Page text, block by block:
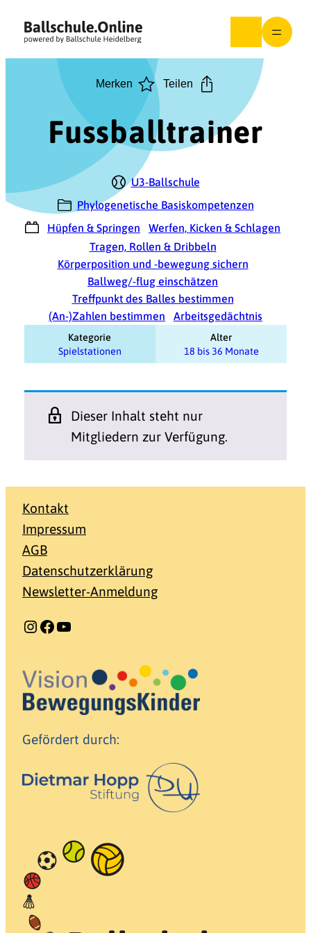
Inhalt
springen
Merken Teilen
Fussballtrainer
U3-Ballschule
Phylogenetische Basiskompetenzen
Hüpfen & Springen
Werfen, Kicken & Schlagen
Tragen, Rollen & Dribbeln
Körperposition und -bewegung sichern
Ballweg/-flug einschätzen
Treffpunkt des Balles bestimmen
(An-)Zahlen bestimmen
Arbeitsgedächtnis
Kategorie
Spielstationen
Alter
18 bis 36 Monate
Dieser Inhalt steht nur
Mitgliedern zur Verfügung.
Kontakt
Impressum
AGB
Datenschutzerklärung
Newsletter-Anmeldung
Instagram Facebook YouTube
Gefördert durch: